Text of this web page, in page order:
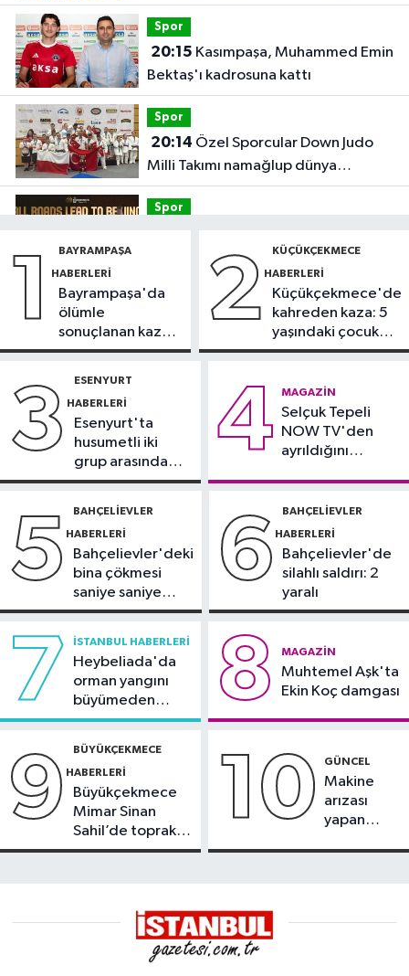
Spor
20:15
Bektaş'ı kadrosuna kattı
Spor
20:14
Milli Takımı namağlup dünya
şampiyonu
Spor
2026’da yer alacak takımlar belli
Fatih Haberleri
çeşmeleri birer birer ayağa
Avrupa Şampiyonası'na Riva'da
hazırlanıyor
sırasında 2 bina tahliye edildi
1 BAYRAMPAŞA
HABERLERI
Bayrampaşa'da
ölümle
sonuçlanan kaza:
Sürücü
2 KÜÇÜKÇEKMECE
HABERLERI
Küçükçekmece'de
kahreden kaza: 5
yaşındaki çocuk
yoğun bakımda
3 ESENYURT
HABERLERI
Esenyurt'ta
husumetli iki
grup arasında
silahlı kavga
4 MAGAZIN
Selçuk Tepeli
NOW TV'den
ayrıldığını
5 BAHÇELIEVLER
HABERLERI
Bahçelievler'deki
bina çökmesi
saniye saniye
görüntülendi
6 BAHÇELIEVLER
HABERLERI
Bahçelievler'de
silahlı saldırı: 2
yaralı
7 İSTANBUL HABERLERI
Heybeliada'da
orman yangını
büyümeden
söndürüldü
8 MAGAZIN
Muhtemel Aşk'ta
Ekin Koç damgası
9 BÜYÜKÇEKMECE
HABERLERI
Büyükçekmece
Mimar Sinan
Sahil’de toprak
kayması
10 GÜNCEL
Makine
arızası
yapan